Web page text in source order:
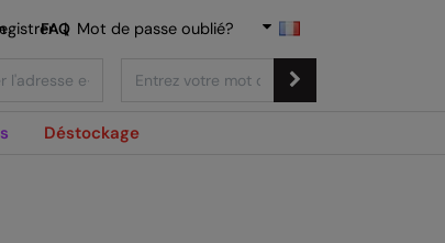
Déstockage
FAQ
| Mot de passe oublié?